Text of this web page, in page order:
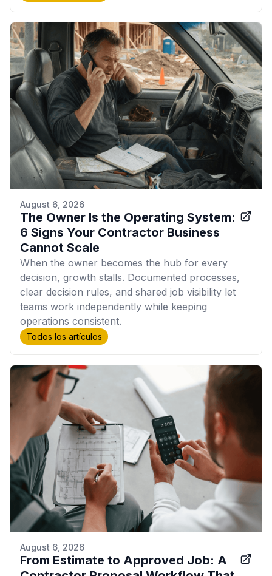
August 6, 2026
The Owner Is the Operating System:
6 Signs Your Contractor Business
Cannot Scale
When the owner becomes the hub for every
decision, growth stalls. Documented processes,
clear decision rules, and shared job visibility let
teams work independently while keeping
operations consistent.
Todos los artículos
August 6, 2026
From Estimate to Approved Job: A